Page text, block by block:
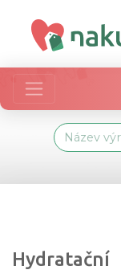
Hydratační